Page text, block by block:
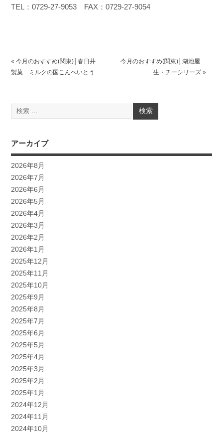
TEL：0729-27-9053 FAX：0729-27-9054
« 今月のおすすめ(関東)│春日井
製菓 ミルクの国こんぺいとう
今月のおすすめ(関東)│湖池屋
生・チーシリーズ»
アーカイブ
2026年8月
2026年7月
2026年6月
2026年5月
2026年4月
2026年3月
2026年2月
2026年1月
2025年12月
2025年11月
2025年10月
2025年9月
2025年8月
2025年7月
2025年6月
2025年5月
2025年4月
2025年3月
2025年2月
2025年1月
2024年12月
2024年11月
2024年10月